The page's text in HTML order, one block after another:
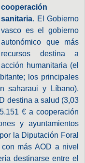
cooperación
sanitaria. El Gobierno
vasco es el gobierno
autonómico que más
recursos destina a
acción humanitaria (el
los principales
saharaui y Líbano),
destina a salud (3,03
€ a cooperación
y ayuntamientos
la Diputación Foral
más AOD a nivel
destinarse entre el